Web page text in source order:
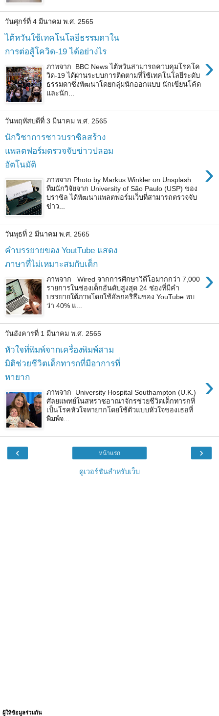
วันศุกร์ที่ 4 มีนาคม พ.ศ. 2565
ไต้หวันใช้เทคโนโลยีธรรมดาใน
การต่อสู้โควิด-19 ได้อย่างไร
›
ภาพจาก BBC News ไต้หวันสามารถควบคุมโรคโค
วิด-19 ได้ผ่านระบบการติดตามที่ใช้เทคโนโลยีระดับ
ธรรมดาซึ่งพัฒนาโดยกลุ่มนักออกแบบ นักเขียนโค้ด
และนัก...
วันพฤหัสบดีที่ 3 มีนาคม พ.ศ. 2565
นักวิชาการชาวบราซิลสร้าง
แพลตฟอร์มตรวจจับข่าวปลอม
อัตโนมัติ
›
ภาพจาก Photo by Markus Winkler on Unsplash
ทีมนักวิจัยจาก University of São Paulo (USP) ของ
บราซิล ได้พัฒนาแพลตฟอร์มเว็บที่สามารถตรวจจับ
ข่าว...
วันพุธที่ 2 มีนาคม พ.ศ. 2565
คำบรรยายของ YoutTube แสดง
ภาษาที่ไม่เหมาะสมกับเด็ก
›
ภาพจาก Wired จากการศึกษาวิดีโอมากกว่า 7,000
รายการในช่องเด็กอันดับสูงสุด 24 ช่องที่มีคำ
บรรยายใต้ภาพโดยใช้อัลกอริธึมของ YouTube พบ
ว่า 40% แ...
วันอังคารที่ 1 มีนาคม พ.ศ. 2565
หัวใจที่พิมพ์จากเครื่องพิมพ์สาม
มิติช่วยชีวิตเด็กทารกที่มีอาการที่
หายาก
›
ภาพจาก University Hospital Southampton (U.K.)
ศัลยแพทย์ในสหราชอาณาจักรช่วยชีวิตเด็กทารกที่
เป็นโรคหัวใจหายากโดยใช้ตัวแบบหัวใจของเธอที่
พิมพ์จ...
‹ ›
หน้าแรก
ดูเวอร์ชันสำหรับเว็บ
ผู้ให้ข้อมูลร่วมกัน